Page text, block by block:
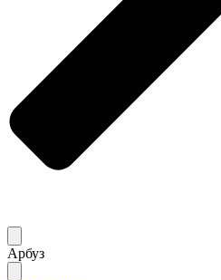
Арбуз